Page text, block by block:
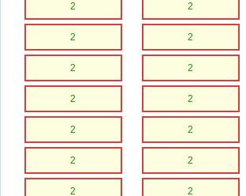
2 2
2 2
2 2
2 2
2 2
2 2
2 2